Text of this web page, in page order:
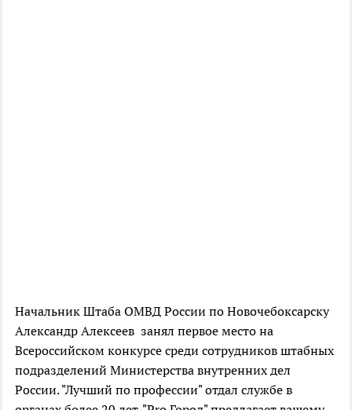
Начальник Штаба ОМВД России по Новочебоксарску
Александр Алексеев занял первое место на
Всероссийском конкурсе среди сотрудников штабных
подразделений Министерства внутренних дел
России. "Лучший по профессии" отдал службе в